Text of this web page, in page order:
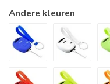
Andere kleuren